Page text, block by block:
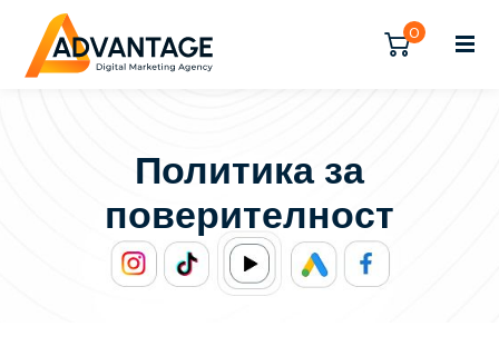
0
Политика за
поверителност
Регистрирайте се
Вече имате акаунт?Влезте